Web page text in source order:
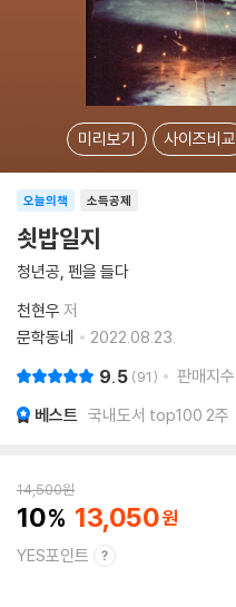
미리보기 사이즈비교
소득공제
오늘의책
쇳밥일지
청년공, 펜을 들다
천현우 저
문학동네
2022.08.23.
9.5 91 판매지수
베스트 국내도서 top100 2주
14,500원
10 13,050
YES포인트